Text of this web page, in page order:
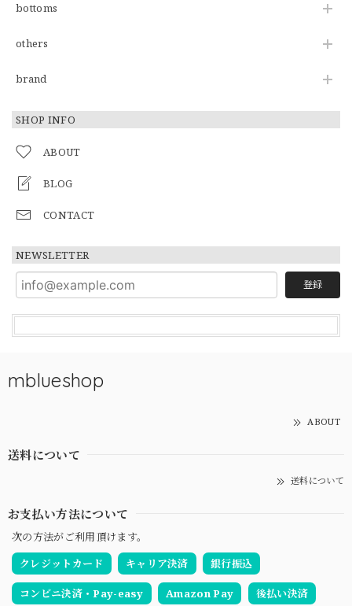
bottoms
others
brand
SHOP INFO
ABOUT
BLOG
CONTACT
NEWSLETTER
登録
mblueshop
ABOUT
送料について
送料について
お支払い方法について
次の方法がご利用頂けます。
クレジットカード
キャリア決済 銀行振込
コンビニ決済・Pay-easy Amazon Pay 後払い決済